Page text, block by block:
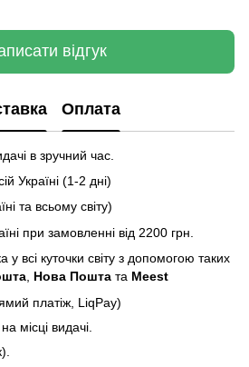
відгук
Оплата
в зручний час.
Україні (1-2 дні)
та всьому світу)
при замовленні від 2200 грн.
у всі куточки світу з допомогою таких
Нова Пошта та Meest
платіж, LiqPay)
місці видачі.